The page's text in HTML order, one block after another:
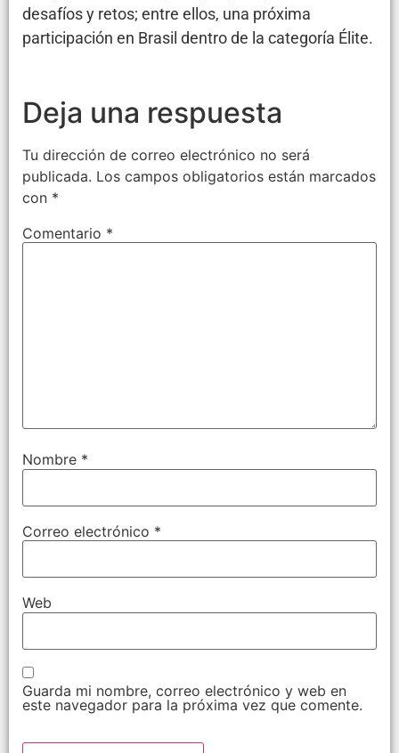
desafíos y retos; entre ellos, una próxima
participación en Brasil dentro de la categoría Élite.
Deja una respuesta
Tu dirección de correo electrónico no será
publicada. Los campos obligatorios están marcados
con *
Comentario *
Nombre *
Correo electrónico *
Web
Guarda mi nombre, correo electrónico y web en
este navegador para la próxima vez que comente.